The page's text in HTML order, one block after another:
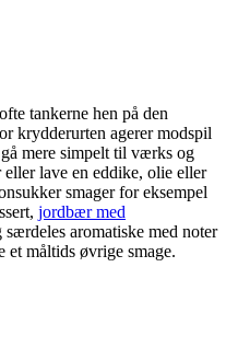
tankerne hen på den
krydderurten agerer modspil
mere simpelt til værks og
lave en eddike, olie eller
smager for eksempel
jordbær med
aromatiske med noter
et måltids øvrige smage.